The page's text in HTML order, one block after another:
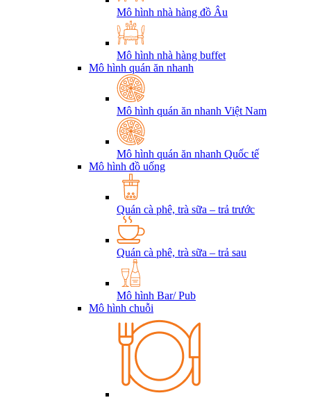
Mô hình nhà hàng đồ Âu
Mô hình nhà hàng buffet
Mô hình quán ăn nhanh
Mô hình quán ăn nhanh Việt Nam
Mô hình quán ăn nhanh Quốc tế
Mô hình đồ uống
Quán cà phê, trà sữa – trả trước
Quán cà phê, trà sữa – trả sau
Mô hình Bar/ Pub
Mô hình chuỗi